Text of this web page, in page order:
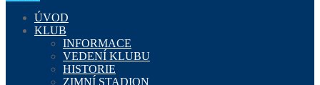
ÚVOD
KLUB
INFORMACE
VEDENÍ KLUBU
HISTORIE
ZIMNÍ STADION